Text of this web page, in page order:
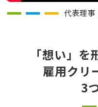
「想い」を
雇用クリ
3